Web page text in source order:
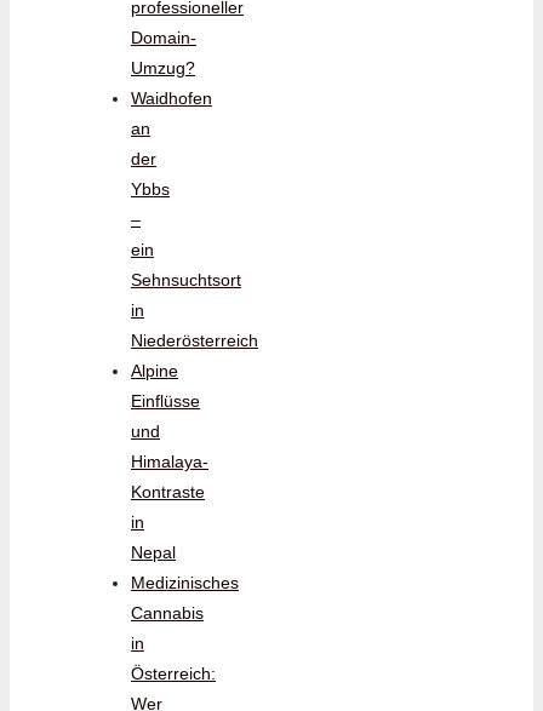
professioneller
Domain-
Umzug?
Waidhofen
an
der
Ybbs
–
ein
Sehnsuchtsort
in
Niederösterreich
Alpine
Einflüsse
und
Himalaya-
Kontraste
in
Nepal
Medizinisches
Cannabis
in
Österreich:
Wer